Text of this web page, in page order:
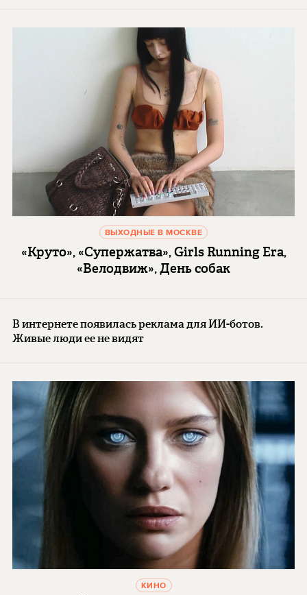
ВЫХОДНЫЕ В МОСКВЕ
«Круто», «Супержатва», Girls Running Era,
«Велодвиж», День собак
В интернете появилась реклама для ИИ-ботов.
Живые люди ее не видят
КИНО